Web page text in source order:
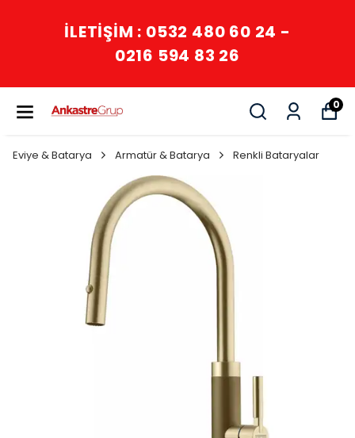
İLETİŞİM : 0532 480 60 24 -
0216 594 83 26
0
Eviye & Batarya Armatür & Batarya Renkli Bataryalar